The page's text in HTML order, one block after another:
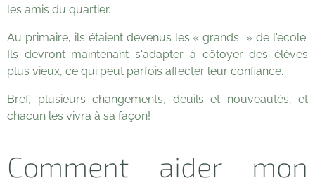
les amis du quartier.
Au primaire, ils étaient devenus les « grands » de l'école.
Ils devront maintenant s'adapter à côtoyer des élèves
plus vieux, ce qui peut parfois affecter leur confiance.
Bref, plusieurs changements, deuils et nouveautés, et
chacun les vivra à sa façon!
Comment aider mon